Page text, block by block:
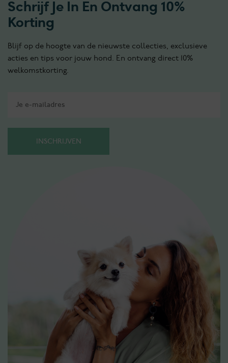
Schrijf Je In En Ontvang 10%
Korting
Blijf op de hoogte van de nieuwste collecties, exclusieve
acties en tips voor jouw hond. En ontvang direct 10%
welkomstkorting.